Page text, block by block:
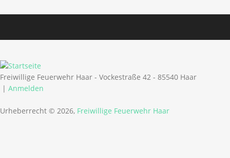
Freiwillige Feuerwehr Haar - Vockestraße 42 - 85540 Haar
| Anmelden
Urheberrecht © 2026, Freiwillige Feuerwehr Haar